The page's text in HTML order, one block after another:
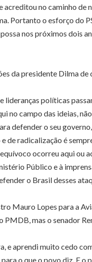
acreditou no caminho
Portanto o esforço do
nos próximos
da presidente Dilma
políticas
no campo das ideias,
defender o seu
de radicalização é
ocorreu aqui ou
Público e à
o Brasil desses
Mauro Lopes para a
PMDB, mas o senador
e aprendi muito cedo
o que o povo diz. E